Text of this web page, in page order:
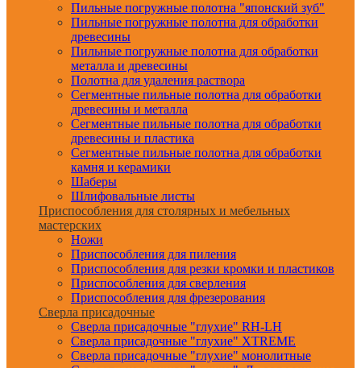
Пильные погружные полотна "японский зуб"
Пильные погружные полотна для обработки
древесины
Пильные погружные полотна для обработки
металла и древесины
Полотна для удаления раствора
Сегментные пильные полотна для обработки
древесины и металла
Сегментные пильные полотна для обработки
древесины и пластика
Сегментные пильные полотна для обработки
камня и керамики
Шаберы
Шлифовальные листы
Приспособления для столярных и мебельных
мастерских
Ножи
Приспособления для пиления
Приспособления для резки кромки и пластиков
Приспособления для сверления
Приспособления для фрезерования
Сверла присадочные
Сверла присадочные "глухие" RH-LH
Сверла присадочные "глухие" XTREME
Сверла присадочные "глухие" монолитные